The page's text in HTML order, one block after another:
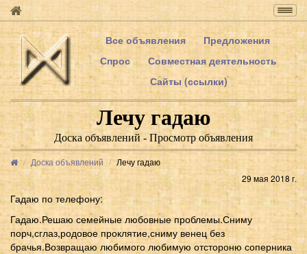
Все объявления
Предложения
Спрос
Совместная деятельность
Сайты (ссылки)
Лечу гадаю
Доска объявлений - Просмотр объявления
Доска объявлений
Лечу гадаю
29 мая 2018 г.
Гадаю по телефону:
Гадаю.Решаю семейные любовные проблемы.Сниму
порч,сглаз,родовое проклятие,сниму венец без
брачья.Возвращаю любимого любимую отстороню соперника